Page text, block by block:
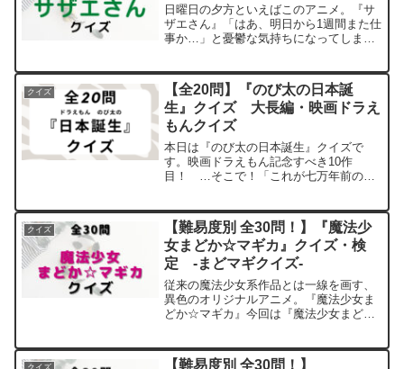
日曜日の夕方といえばこのアニメ。『サ
ザエさん』「はあ、明日から1週間また仕
事か…」と憂鬱な気持ちになってしまう
級編 と難易度別に分け30問ご用意しま
した。出題範囲は原作...
クイズ
【全20問】『のび太の日本誕
生』クイズ 大長編・映画ドラえ
もんクイズ
本日は『のび太の日本誕生』クイズで
す。映画ドラえもん記念すべき10作
目！ …そこで！「これが七万年前の日
題は全部で20問。よければ最後までお付
き合いください。『のび太の...
クイズ
【難易度別 全30問！】『魔法少
女まどか☆マギカ』クイズ・検
定 -まどマギクイズ-
従来の魔法少女系作品とは一線を画す、
異色のオリジナルアニメ。『魔法少女ま
どか☆マギカ』今回は『魔法少女まどか
意しました。よければ最後までお付き合
【難易度別 全30問！】